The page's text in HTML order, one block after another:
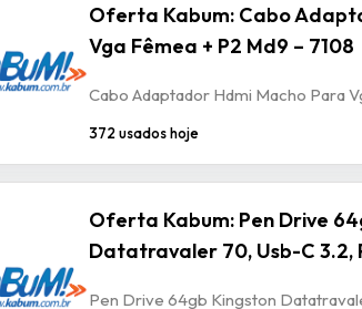
Oferta Kabum: Cabo
Vga Fêmea + P2 Md9 – 7108
Cabo Adaptador Hdmi Macho Para
372 usados hoje
Oferta Kabum: Pen Drive
Datatravaler 70, Usb-C
Pen Drive 64gb Kingston